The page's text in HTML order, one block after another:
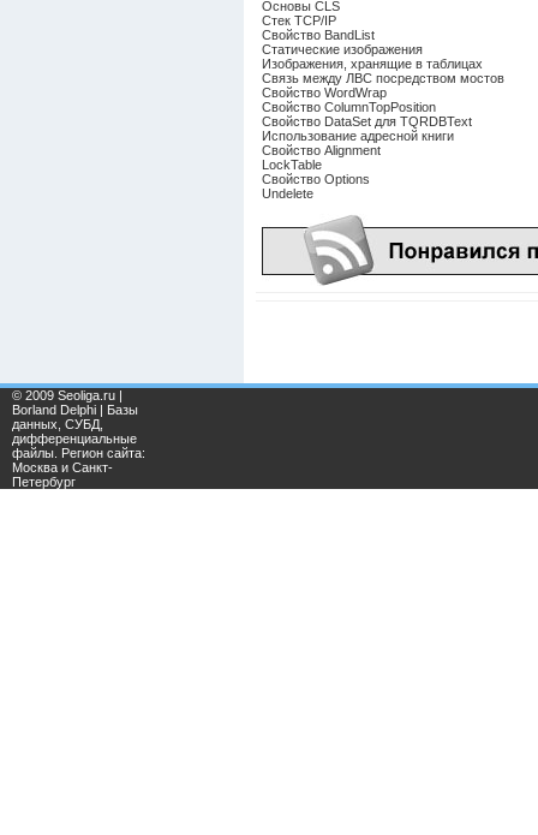
Основы CLS
Стек TCP/IP
Свойство BandList
Статические изображения
Изображения, хранящие в таблицах
Связь между ЛВС посредством мостов
Свойство WordWrap
Свойство ColumnTopPosition
Свойство DataSet для TQRDBText
Использование адресной книги
Свойство Alignment
LockTable
Свойство Options
Undelete
© 2009 Seoliga.ru |
Borland Delphi | Базы
данных, СУБД,
дифференциальные
файлы. Регион сайта:
Москва и Санкт-
Петербург